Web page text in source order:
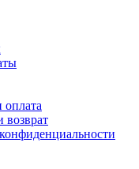
оплата
возврат